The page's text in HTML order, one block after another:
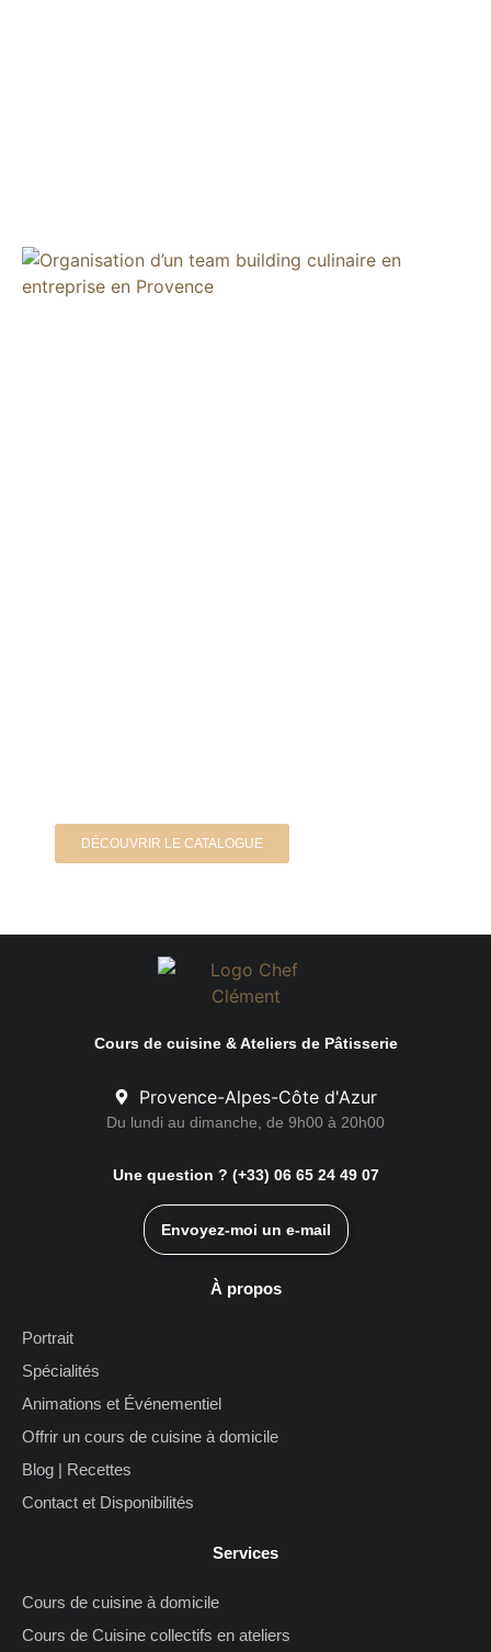
DÉCOUVRIR LE CATALOGUE
ON RECOMMANDE
Cours de cuisine & Ateliers de Pâtisserie
Provence-Alpes-Côte d'Azur
Du lundi au dimanche, de 9h00 à 20h00
Une question ? (+33) 06 65 24 49 07
Envoyez-moi un e-mail
À propos
Portrait
Spécialités
Animations et Événementiel
Offrir un cours de cuisine à domicile
Blog | Recettes
Contact et Disponibilités
Services
Cours de cuisine à domicile
Cours de Cuisine collectifs en ateliers